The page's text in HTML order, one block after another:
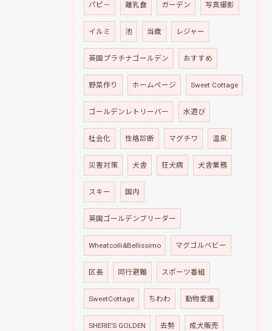
パピ－ 離乳食 ガーデン 写真撮影
イルミ 池 当歳 レジャー
英国プラチナゴールデン おすすめ
野菜作り ホームページ Sweet Cottage
ゴールデンレトリーバー 水遊び
社会化 性格診断 マグチワ 温泉
災害対策 犬舎 狂犬病 犬舎業務
スキー 国内
英国ゴールデンブリーダー
Wheatcolli&Bellissimo マグゴルベビー
区長 同行避難 スポーツ番組
SweetCottage ちわわ 動物愛護
SHERIE’S GOLDEN 去勢 成犬販売